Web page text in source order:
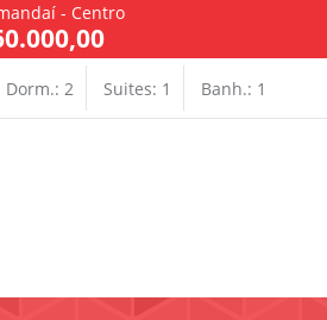
- Centro
Dorm.: 2 Suites: 1 Banh.: 1